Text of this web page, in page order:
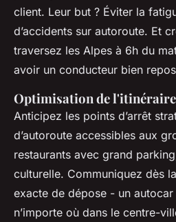
client. Leur but ? Éviter la
d’accidents sur autoroute. Et
traversez les Alpes à 6h du
avoir un conducteur bien
Optimisation de l'itinéraire
Anticipez les points d’arrêt
d’autoroute accessibles aux
restaurants avec grand
culturelle. Communiquez dès
exacte de dépose - un
n’importe où dans le centre-